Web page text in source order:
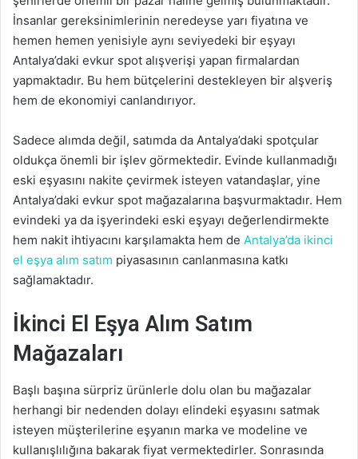
İnsanlar gereksinimlerinin neredeyse yarı fiyatına ve
hemen hemen yenisiyle aynı seviyedeki bir eşyayı
Antalya’daki evkur spot alışverişi yapan firmalardan
yapmaktadır. Bu hem bütçelerini destekleyen bir alşveriş
hem de ekonomiyi canlandırıyor.
Sadece alımda değil, satımda da Antalya’daki spotçular
oldukça önemli bir işlev görmektedir. Evinde kullanmadığı
eski eşyasını nakite çevirmek isteyen vatandaşlar, yine
Antalya’daki evkur spot mağazalarına başvurmaktadır. Hem
evindeki ya da işyerindeki eski eşyayı değerlendirmekte
hem nakit ihtiyacını karşılamakta hem de Antalya’da ikinci
el eşya alım satım piyasasının canlanmasına katkı
sağlamaktadır.
İkinci El Eşya Alım Satım
Mağazaları
Başlı başına sürpriz ürünlerle dolu olan bu mağazalar
herhangi bir nedenden dolayı elindeki eşyasını satmak
isteyen müşterilerine eşyanın marka ve modeline ve
kullanışlılığına bakarak fiyat vermektedirler. Sonrasında